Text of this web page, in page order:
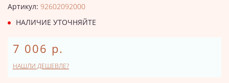
Артикул: 92602092000
НАЛИЧИЕ УТОЧНЯЙТЕ
7 006 р.
НАШЛИ ДЕШЕВЛЕ?